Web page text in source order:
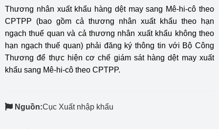
Thương nhân xuất khẩu hàng dệt may sang Mê-hi-cô theo
CPTPP (bao gồm cả thương nhân xuất khẩu theo hạn
ngạch thuế quan và cả thương nhân xuất khẩu không theo
hạn ngạch thuế quan) phải đăng ký thông tin với Bộ Công
Thương để thực hiện cơ chế giám sát hàng dệt may xuất
khẩu sang Mê-hi-cô theo CPTPP.
Nguồn:Cục Xuất nhập khẩu